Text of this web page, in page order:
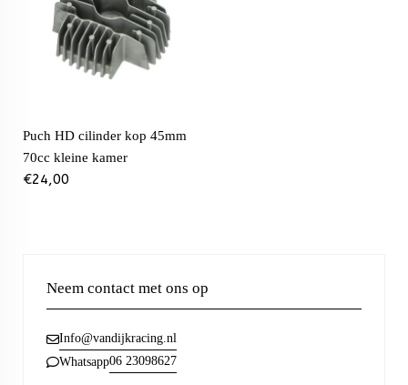
Puch HD cilinder kop 45mm
70cc kleine kamer
€24,00
Neem contact met ons op
Info@vandijkracing.nl
Whatsapp06 23098627